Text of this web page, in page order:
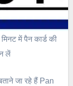
में पैन कार्ड की
लें
जा रहे हैं Pan